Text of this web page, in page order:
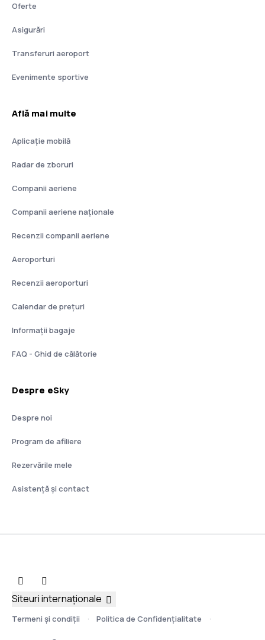
Oferte
Asigurări
Transferuri aeroport
Evenimente sportive
Află mai multe
Aplicație mobilă
Radar de zboruri
Companii aeriene
Companii aeriene naţionale
Recenzii companii aeriene
Aeroporturi
Recenzii aeroporturi
Calendar de prețuri
Informații bagaje
FAQ - Ghid de călătorie
Despre eSky
Despre noi
Program de afiliere
Rezervările mele
Asistenţă şi contact
Termeni şi condiţii Politica de Confidențialitate
Siteuri internaționale